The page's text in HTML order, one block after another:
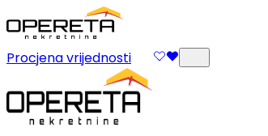
Procjena vrijednosti